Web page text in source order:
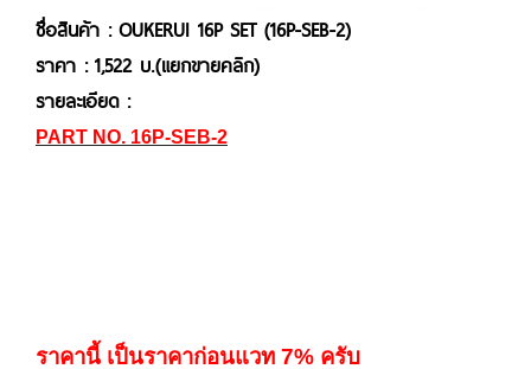
ชื่อสินค้า : OUKERUI 16P SET (16P-SEB-2)
ราคา : 1,522 บ.(แยกขายคลิก)
รายละเอียด :
PART NO. 16P-SEB-2
ราคานี้ เป็นราคาก่อนแวท 7% ครับ